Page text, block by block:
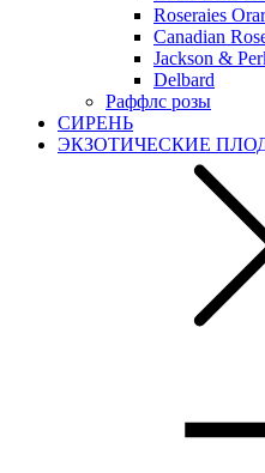
Roseraies
Canadian
Jackson &
Delbard
Раффлс розы
СИРЕНЬ
ЭКЗОТИЧЕСКИЕ